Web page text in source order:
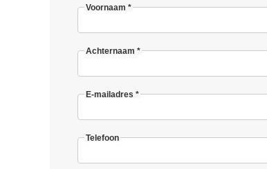
Voornaam *
Achternaam *
E-mailadres *
Telefoon